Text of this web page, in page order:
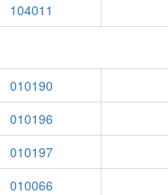
104011
010190
010196
010197
010066